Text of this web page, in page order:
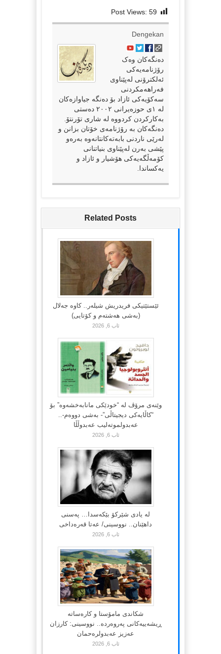
Post Views: 59
Dengekan
دەنگەکان وەک
رۆژنامەیەکی
ئەلکترۆنی لەپێناوی
فەراهەمکردنی
سەکۆیەکی ئازاد بۆ دەنگە جیاوازەکان
لە ١ی حوزەیرانی ٢٠٠٢ دەستی
بەکارکردن کردووە لە شاری تۆرنتۆ.
دەنگەکان بە رۆژنامەی خۆتان بزانن و
لەرێی ناردنی بابەتەکانتانەوە بەرەو
پێشی بەرن لەپێناوی بنیاتنانی
کۆمەڵگەیەکی هۆشیار و ئازاد و
یەکساندا.
Related Posts
ئێستێتیکی فریدریش شیلەر.. کاوە جەلال
(بەشی هەشتەم و کۆتایی)
ئاب 6, 2026
وێنەی مرۆڤ لە “خودێکی مانابەخشەوە” بۆ
“کاڵایەکی دیجیتاڵی”- بەشی دووەم-..
عەبدولموتەلیب عەبدوڵڵا
ئاب 6, 2026
لە یادی شێرکۆ بێکەسدا… پەسنی
داهێنان.. نووسینی/ عەتا قەرەداخی
ئاب 6, 2026
شکاندی مامۆستا و کارەساتە
ڕیشەییەکانی پەروەردە.. نووسینی: کارزان
عەزیز عەبدولرەحمان
ئاب 6, 2026